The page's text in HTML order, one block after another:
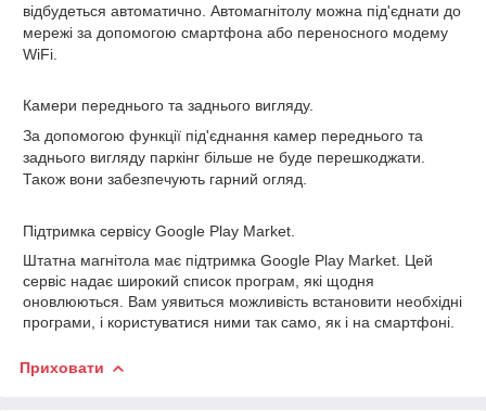
відбудеться автоматично. Автомагнітолу можна під'єднати до
мережі за допомогою смартфона або переносного модему
WiFi.
Камери переднього та заднього вигляду.
За допомогою функції під'єднання камер переднього та
заднього вигляду паркінг більше не буде перешкоджати.
Також вони забезпечують гарний огляд.
Підтримка сервісу Google Play Market.
Штатна магнітола має підтримка Google Play Market. Цей
сервіс надає широкий список програм, які щодня
оновлюються. Вам уявиться можливість встановити необхідні
програми, і користуватися ними так само, як і на смартфоні.
Приховати